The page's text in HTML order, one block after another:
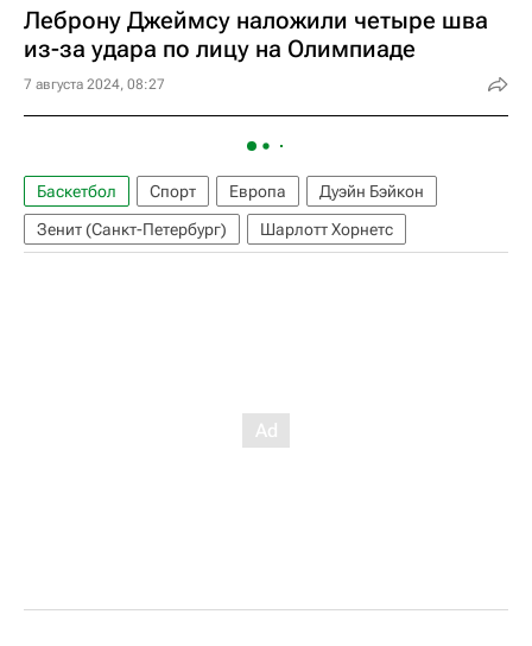
Леброну Джеймсу наложили четыре шва
из-за удара по лицу на Олимпиаде
7 августа 2024, 08:27
Баскетбол Спорт Европа
Дуэйн Бэйкон
Зенит (Санкт-Петербург)
Шарлотт Хорнетс